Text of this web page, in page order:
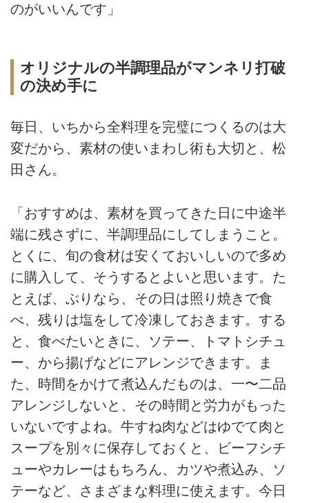
のがいいんです」
オリジナルの半調理品がマンネリ打破
の決め手に
毎日、いちから全料理を完璧につくるのは大
変だから、素材の使いまわし術も大切と、松
田さん。
「おすすめは、素材を買ってきた日に中途半
端に残さずに、半調理品にしてしまうこと。
とくに、旬の食材は安くておいしいので多め
に購入して、そうするとよいと思います。た
とえば、ぶりなら、その日は照り焼きで食
べ、残りは塩をして冷凍しておきます。する
と、食べたいときに、ソテー、トマトシチュ
ー、から揚げなどにアレンジできます。ま
た、時間をかけて煮込んだものは、一〜二品
アレンジしないと、その時間と労力がもった
いないですよね。牛すね肉などはゆでて肉と
スープを別々に保存しておくと、ビーフシチ
ューやカレーはもちろん、カツや煮込み、ソ
テーなど、さまざまな料理に使えます。今日